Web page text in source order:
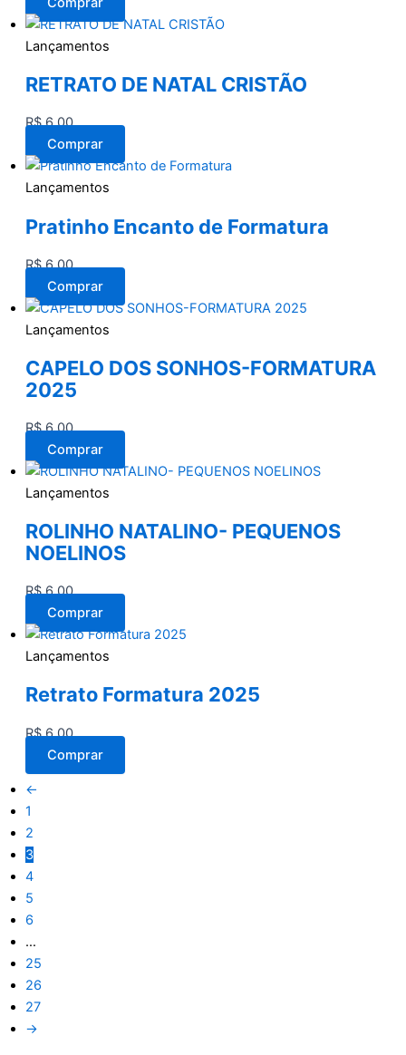
Lançamentos
RETRATO DE NATAL CRISTÃO
R$6,00
Comprar
Lançamentos
Pratinho Encanto de Formatura
R$6,00
Comprar
Lançamentos
CAPELO DOS SONHOS-FORMATURA
2025
R$6,00
Comprar
Lançamentos
ROLINHO NATALINO- PEQUENOS
NOELINOS
R$6,00
Comprar
Lançamentos
Retrato Formatura 2025
R$6,00
Comprar
←
1
2
3
4
5
6
…
25
26
27
→